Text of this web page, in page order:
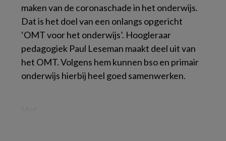
maken van de coronaschade in het onderwijs.
Dat is het doel van een onlangs opgericht
‘OMT voor het onderwijs’. Hoogleraar
pedagogiek Paul Leseman maakt deel uit van
het OMT. Volgens hem kunnen bso en primair
onderwijs hierbij heel goed samenwerken.